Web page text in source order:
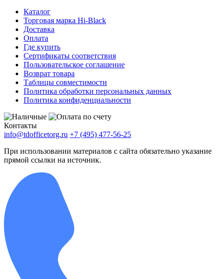
Каталог
Торговая марка Hi-Black
Доставка
Оплата
Где купить
Сертификаты соответствия
Пользовательское соглашение
Возврат товара
Таблицы совместимости
Политика обработки персональных данных
Политика конфиденциальности
Контакты
info@tdofficetorg.ru +7 (495) 477-56-25
При использовании материалов с сайта обязательно указание
прямой ссылки на источник.